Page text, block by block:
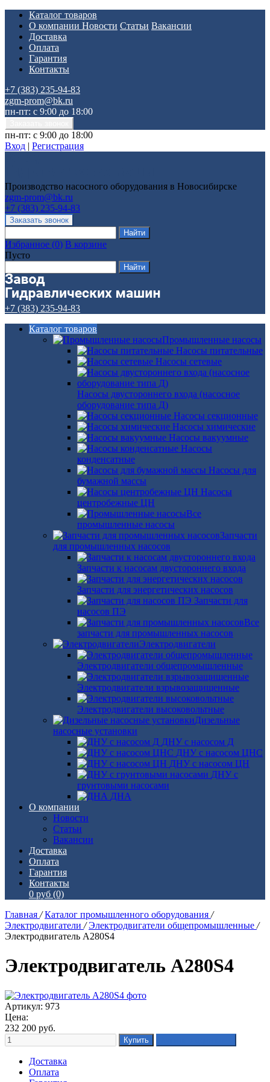
Каталог товаров
О компании Новости Статьи Вакансии
Доставка
Оплата
Гарантия
Контакты
+7 (383) 235-94-83
zgm-prom@bk.ru
пн-пт: с 9:00 до 18:00
пн-пт: с 9:00 до 18:00
Вход | Регистрация
Производство насосного оборудования в Новосибирске
zgm-prom@bk.ru
+7 (383) 235-94-83
Избранное (0) В корзине
Пусто
+7 (383) 235-94-83
Каталог товаров
Промышленные насосы
Насосы питательные
Насосы сетевые
Насосы двустороннего входа (насосное
оборудование типа Д)
Насосы секционные
Насосы химические
Насосы вакуумные
Насосы
конденсатные
Насосы для
бумажной массы
Насосы
центробежные ЦН
Все
промышленные насосы
Запчасти
для промышленных насосов
Запчасти к насосам двустороннего входа
Запчасти для энергетических насосов
Запчасти для
насосов ПЭ
Все
запчасти для промышленных насосов
Электродвигатели
Электродвигатели общепромышленные
Электродвигатели взрывозащищенные
Электродвигатели высоковольтные
Дизельные
насосные установки
ДНУ с насосом Д
ДНУ с насосом ЦНС
ДНУ с насосом ЦН
ДНУ с
грунтовыми насосами
ДНА
О компании
Новости
Статьи
Вакансии
Доставка
Оплата
Гарантия
Контакты
0 руб (0)
Главная / Каталог промышленного оборудования /
Электродвигатели / Электродвигатели общепромышленные /
Электродвигатель А280S4
Электродвигатель А280S4
Артикул: 973
Цена:
232 200 руб.
Доставка
Оплата